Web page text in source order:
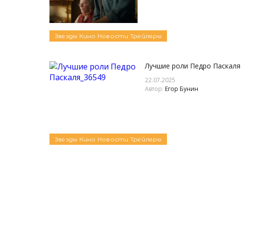
Звезды Кино Новости Трейлеры
Лучшие роли Педро Паскаля
22.07.2025
Автор: Егор Бунин
Звезды Кино Новости Трейлеры